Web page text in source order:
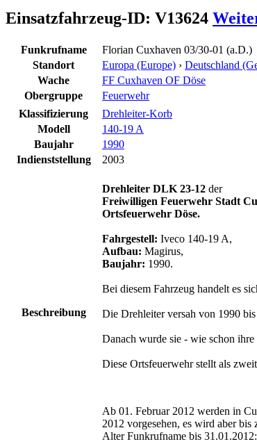
Einsatzfahrzeug-ID: V13624
Funkrufname Florian Cuxhaven 03/30-01 (a.D.)
Standort
Europa (Europe) › Deutschland
Wache
FF Cuxhaven OF Döse
Obergruppe
Feuerwehr
Klassifizierung
Drehleiter-Korb
Modell
140-19 A
Baujahr
1990
Indienststellung
2003
Beschreibung
Drehleiter DLK 23-12 der
Freiwilligen Feuerwehr Stadt
Ortsfeuerwehr Döse.
Fahrgestell: Iveco 140-19 A,
Aufbau: Magirus,
Baujahr: 1990.
Bei diesem Fahrzeug handelt es
Die Drehleiter versah von 1990
Danach wurde sie - wie schon
Diese Ortsfeuerwehr stellt als
Ab 01. Februar 2012 werden in
2012 vorgesehen, es wird aber
Alter Funkrufname bis